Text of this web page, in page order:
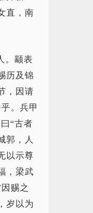
直，南
。颛表
历及锦
，因请
。兵甲
“古者
郭，人
以示尊
，梁武
赐之
岁以为